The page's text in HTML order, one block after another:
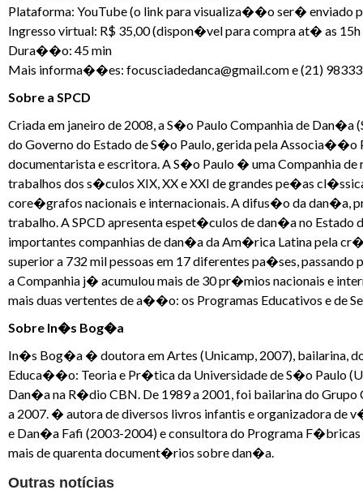
Plataforma: YouTube (o link para visualiza��o ser� enviado
Ingresso virtual: R$ 35,00 (dispon�vel para compra at� as
Dura��o: 45 min
Mais informa��es: focusciadedanca@gmail.com e (21)
Sobre a SPCD
Criada em janeiro de 2008, a S�o Paulo Companhia de
do Governo do Estado de S�o Paulo, gerida pela
documentarista e escritora. A S�o Paulo � uma Companhia
trabalhos dos s�culos XIX, XX e XXI de grandes pe�as
core�grafos nacionais e internacionais. A difus�o da
trabalho. A SPCD apresenta espet�culos de dan�a no Estado
importantes companhias de dan�a da Am�rica Latina pela
superior a 732 mil pessoas em 17 diferentes pa�ses,
a Companhia j� acumulou mais de 30 pr�mios nacionais e
mais duas vertentes de a��o: os Programas Educativos e
Sobre In�s Bog�a
In�s Bog�a � doutora em Artes (Unicamp, 2007), bailarina,
Educa��o: Teoria e Pr�tica da Universidade de S�o Paulo
Dan�a na R�dio CBN. De 1989 a 2001, foi bailarina do
a 2007. � autora de diversos livros infantis e organizadora
e Dan�a Fafi (2003-2004) e consultora do Programa
mais de quarenta document�rios sobre dan�a.
Outras notícias